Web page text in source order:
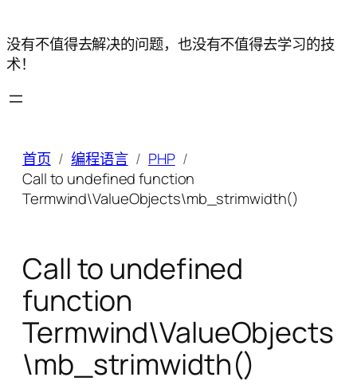
没有不值得去解决的问题，也没有不值得去学习的技
术！
首页 编程语言
PHP
Call to undefined function
Termwind\ValueObjects\mb_strimwidth()
Call to undefined
function
Termwind\ValueObjects
\mb_strimwidth()